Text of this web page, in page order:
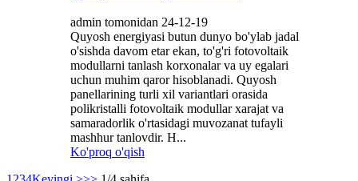
admin tomonidan 24-12-19
Quyosh energiyasi butun dunyo bo'ylab jadal
o'sishda davom etar ekan, to'g'ri fotovoltaik
modullarni tanlash korxonalar va uy egalari
uchun muhim qaror hisoblanadi. Quyosh
panellarining turli xil variantlari orasida
polikristalli fotovoltaik modullar xarajat va
samaradorlik o'rtasidagi muvozanat tufayli
mashhur tanlovdir. H...
Ko'proq o'qish